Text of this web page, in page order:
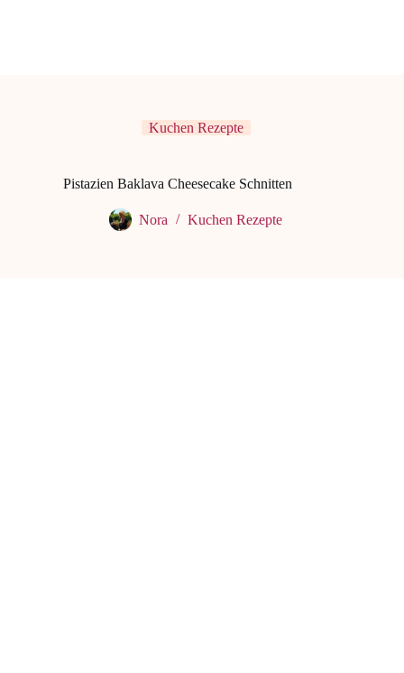
Kuchen Rezepte
Pistazien Baklava Cheesecake Schnitten
Nora Kuchen Rezepte